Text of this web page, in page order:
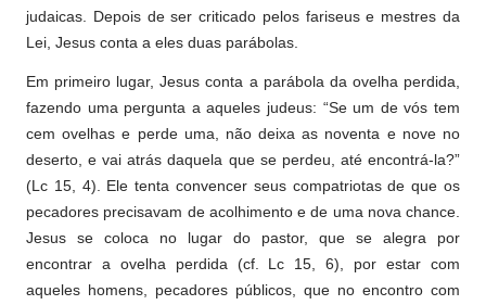
judaicas. Depois de ser criticado pelos fariseus e mestres da
Lei, Jesus conta a eles duas parábolas.
Em primeiro lugar, Jesus conta a parábola da ovelha perdida,
fazendo uma pergunta a aqueles judeus: “Se um de vós tem
cem ovelhas e perde uma, não deixa as noventa e nove no
deserto, e vai atrás daquela que se perdeu, até encontrá-la?”
(Lc 15, 4). Ele tenta convencer seus compatriotas de que os
pecadores precisavam de acolhimento e de uma nova chance.
Jesus se coloca no lugar do pastor, que se alegra por
encontrar a ovelha perdida (cf. Lc 15, 6), por estar com
aqueles homens, pecadores públicos, que no encontro com